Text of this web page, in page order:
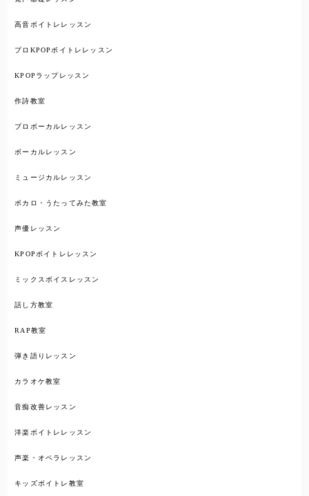
高音ボイトレレッスン
プロKPOPボイトレレッスン
KPOPラップレッスン
作詩教室
プロボーカルレッスン
ボーカルレッスン
ミュージカルレッスン
ボカロ・うたってみた教室
声優レッスン
KPOPボイトレレッスン
ミックスボイスレッスン
話し方教室
RAP教室
弾き語りレッスン
カラオケ教室
音痴改善レッスン
洋楽ボイトレレッスン
声楽・オペラレッスン
キッズボイトレ教室